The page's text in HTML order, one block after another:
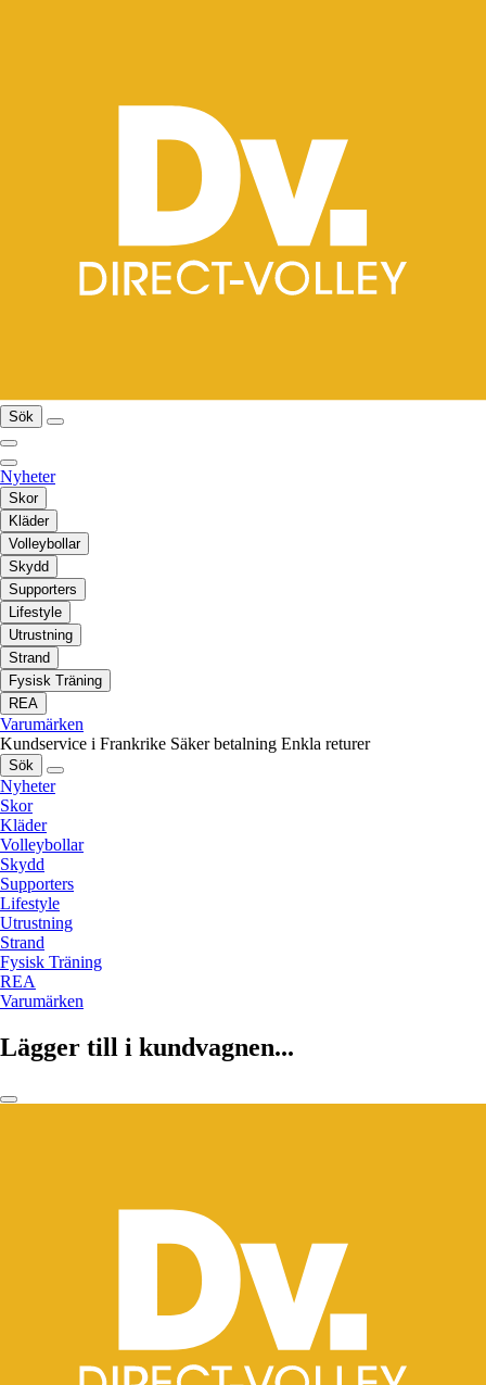
Sök
Nyheter
Skor
Kläder
Volleybollar
Skydd
Supporters
Lifestyle
Utrustning
Strand
Fysisk Träning
REA
Varumärken
Kundservice i Frankrike Säker betalning Enkla returer
Sök
Nyheter
Skor
Kläder
Volleybollar
Skydd
Supporters
Lifestyle
Utrustning
Strand
Fysisk Träning
REA
Varumärken
Lägger till i kundvagnen...